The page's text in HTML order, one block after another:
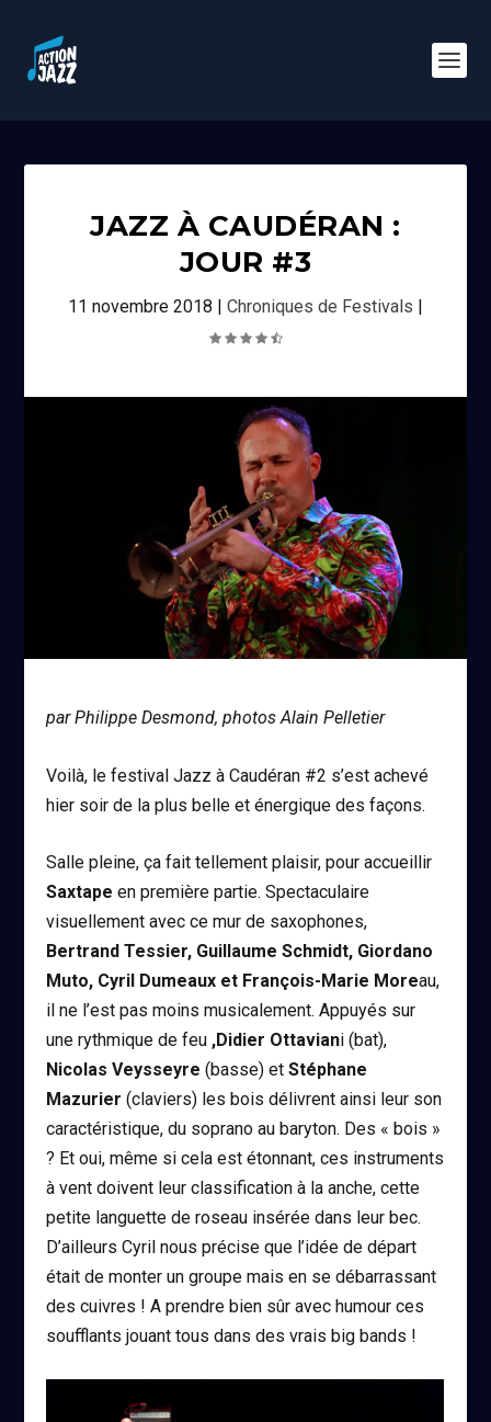
JAZZ À CAUDÉRAN :
JOUR #3
11 novembre 2018 | Chroniques de Festivals |
par Philippe Desmond, photos Alain Pelletier
Voilà, le festival Jazz à Caudéran #2 s’est achevé
hier soir de la plus belle et énergique des façons.
Salle pleine, ça fait tellement plaisir, pour accueillir
Saxtape en première partie. Spectaculaire
visuellement avec ce mur de saxophones,
Bertrand Tessier, Guillaume Schmidt, Giordano
Muto, Cyril Dumeaux et François-Marie Moreau,
il ne l’est pas moins musicalement. Appuyés sur
une rythmique de feu ,Didier Ottaviani (bat),
Nicolas Veysseyre (basse) etStéphane
Mazurier (claviers) les bois délivrent ainsi leur son
caractéristique, du soprano au baryton. Des « bois »
? Et oui, même si cela est étonnant, ces instruments
à vent doivent leur classification à la anche, cette
petite languette de roseau insérée dans leur bec.
D’ailleurs Cyril nous précise que l’idée de départ
était de monter un groupe mais en se débarrassant
des cuivres ! A prendre bien sûr avec humour ces
soufflants jouant tous dans des vrais big bands !